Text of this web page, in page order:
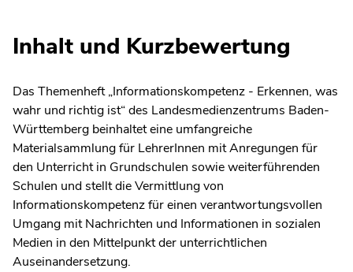
Inhalt und Kurzbewertung
Das Themenheft „Informationskompetenz - Erkennen, was
wahr und richtig ist“ des Landesmedienzentrums Baden-
Württemberg beinhaltet eine umfangreiche
Materialsammlung für LehrerInnen mit Anregungen für
den Unterricht in Grundschulen sowie weiterführenden
Schulen und stellt die Vermittlung von
Informationskompetenz für einen verantwortungsvollen
Umgang mit Nachrichten und Informationen in sozialen
Medien in den Mittelpunkt der unterrichtlichen
Auseinandersetzung.